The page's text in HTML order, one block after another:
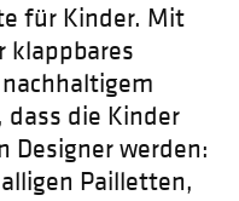
für Kinder. Mit
klappbares
die Kinder
Designer werden:
Pailletten,